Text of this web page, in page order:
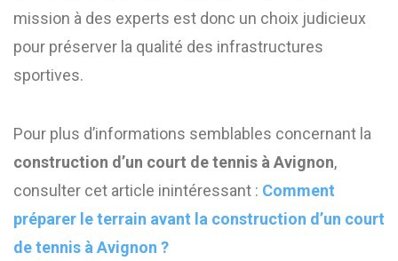
mission à des experts est donc un choix judicieux
pour préserver la qualité des infrastructures
sportives.
Pour plus d’informations semblables concernant la
construction d’un court de tennis à Avignon,
consulter cet article inintéressant : Comment
préparer le terrain avant la construction d’un court
de tennis à Avignon ?